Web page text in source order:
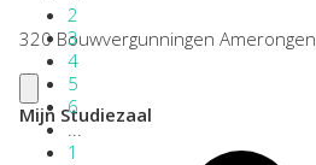
2
3
4
5
6
...
1
320 Bouwvergunningen Amerongen
Mijn Studiezaal